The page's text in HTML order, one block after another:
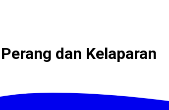
dan Kelaparan